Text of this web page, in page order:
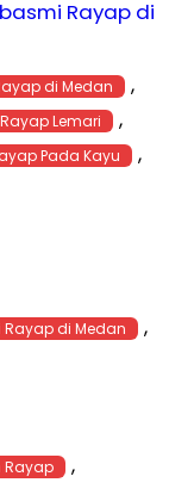
Rayap di
di Medan ,
Lemari ,
Pada Kayu ,
Rayap di Medan ,
Rayap ,